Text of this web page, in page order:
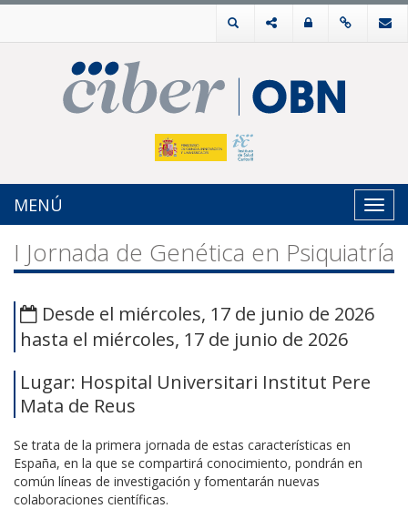
MENÚ
I Jornada de Genética en Psiquiatría
Desde el miércoles, 17 de junio de 2026
hasta el miércoles, 17 de junio de 2026
Lugar: Hospital Universitari Institut Pere
Mata de Reus
Se trata de la primera jornada de estas características en
España, en la que se compartirá conocimiento, pondrán en
común líneas de investigación y fomentarán nuevas
colaboraciones científicas.